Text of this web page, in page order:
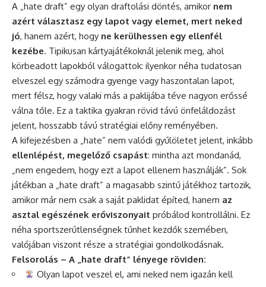
A „hate draft” egy olyan draftolási döntés, amikor nem
azért választasz egy lapot vagy elemet, mert neked
jó, hanem azért, hogy ne kerülhessen egy ellenfél
kezébe. Tipikusan kártyajátékoknál jelenik meg, ahol
körbeadott lapokból válogattok: ilyenkor néha tudatosan
elveszel egy számodra gyenge vagy haszontalan lapot,
mert félsz, hogy valaki más a paklijába téve nagyon erőssé
válna tőle. Ez a taktika gyakran rövid távú önfeláldozást
jelent, hosszabb távú stratégiai előny reményében.
A kifejezésben a „hate” nem valódi gyűlöletet jelent, inkább
ellenlépést, megelőző csapást: mintha azt mondanád,
„nem engedem, hogy ezt a lapot ellenem használják”. Sok
játékban a „hate draft” a magasabb szintű játékhoz tartozik,
amikor már nem csak a saját paklidat építed, hanem az
asztal egészének erőviszonyait próbálod kontrollálni. Ez
néha sportszerűtlenségnek tűnhet kezdők szemében,
valójában viszont része a stratégiai gondolkodásnak.
Felsorolás – A „hate draft” lényege röviden:
Olyan lapot veszel el, ami neked nem igazán kell